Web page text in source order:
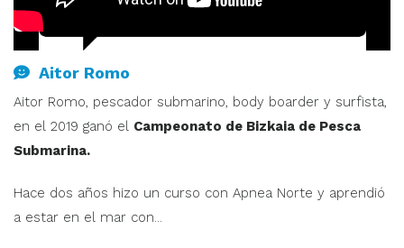
Aitor Romo
Aitor Romo, pescador submarino, body boarder y surfista,
en el 2019 ganó el Campeonato de Bizkaia de Pesca
Submarina.
Hace dos años hizo un curso con Apnea Norte y aprendió
a estar en el mar con...